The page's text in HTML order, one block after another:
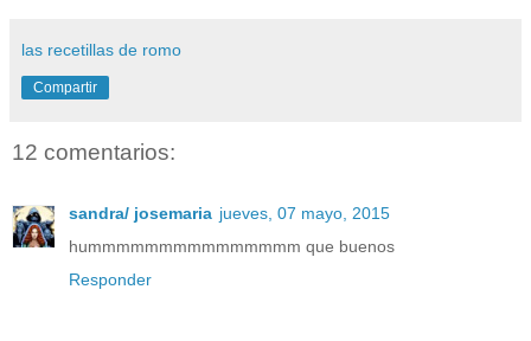
las recetillas de romo
Compartir
12 comentarios:
sandra/ josemaria jueves, 07 mayo, 2015
hummmmmmmmmmmmmmm que buenos
Responder